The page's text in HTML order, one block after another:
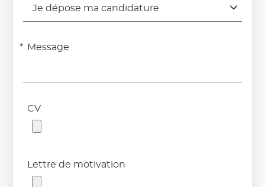
Je dépose ma candidature
Message
CV
Lettre de motivation